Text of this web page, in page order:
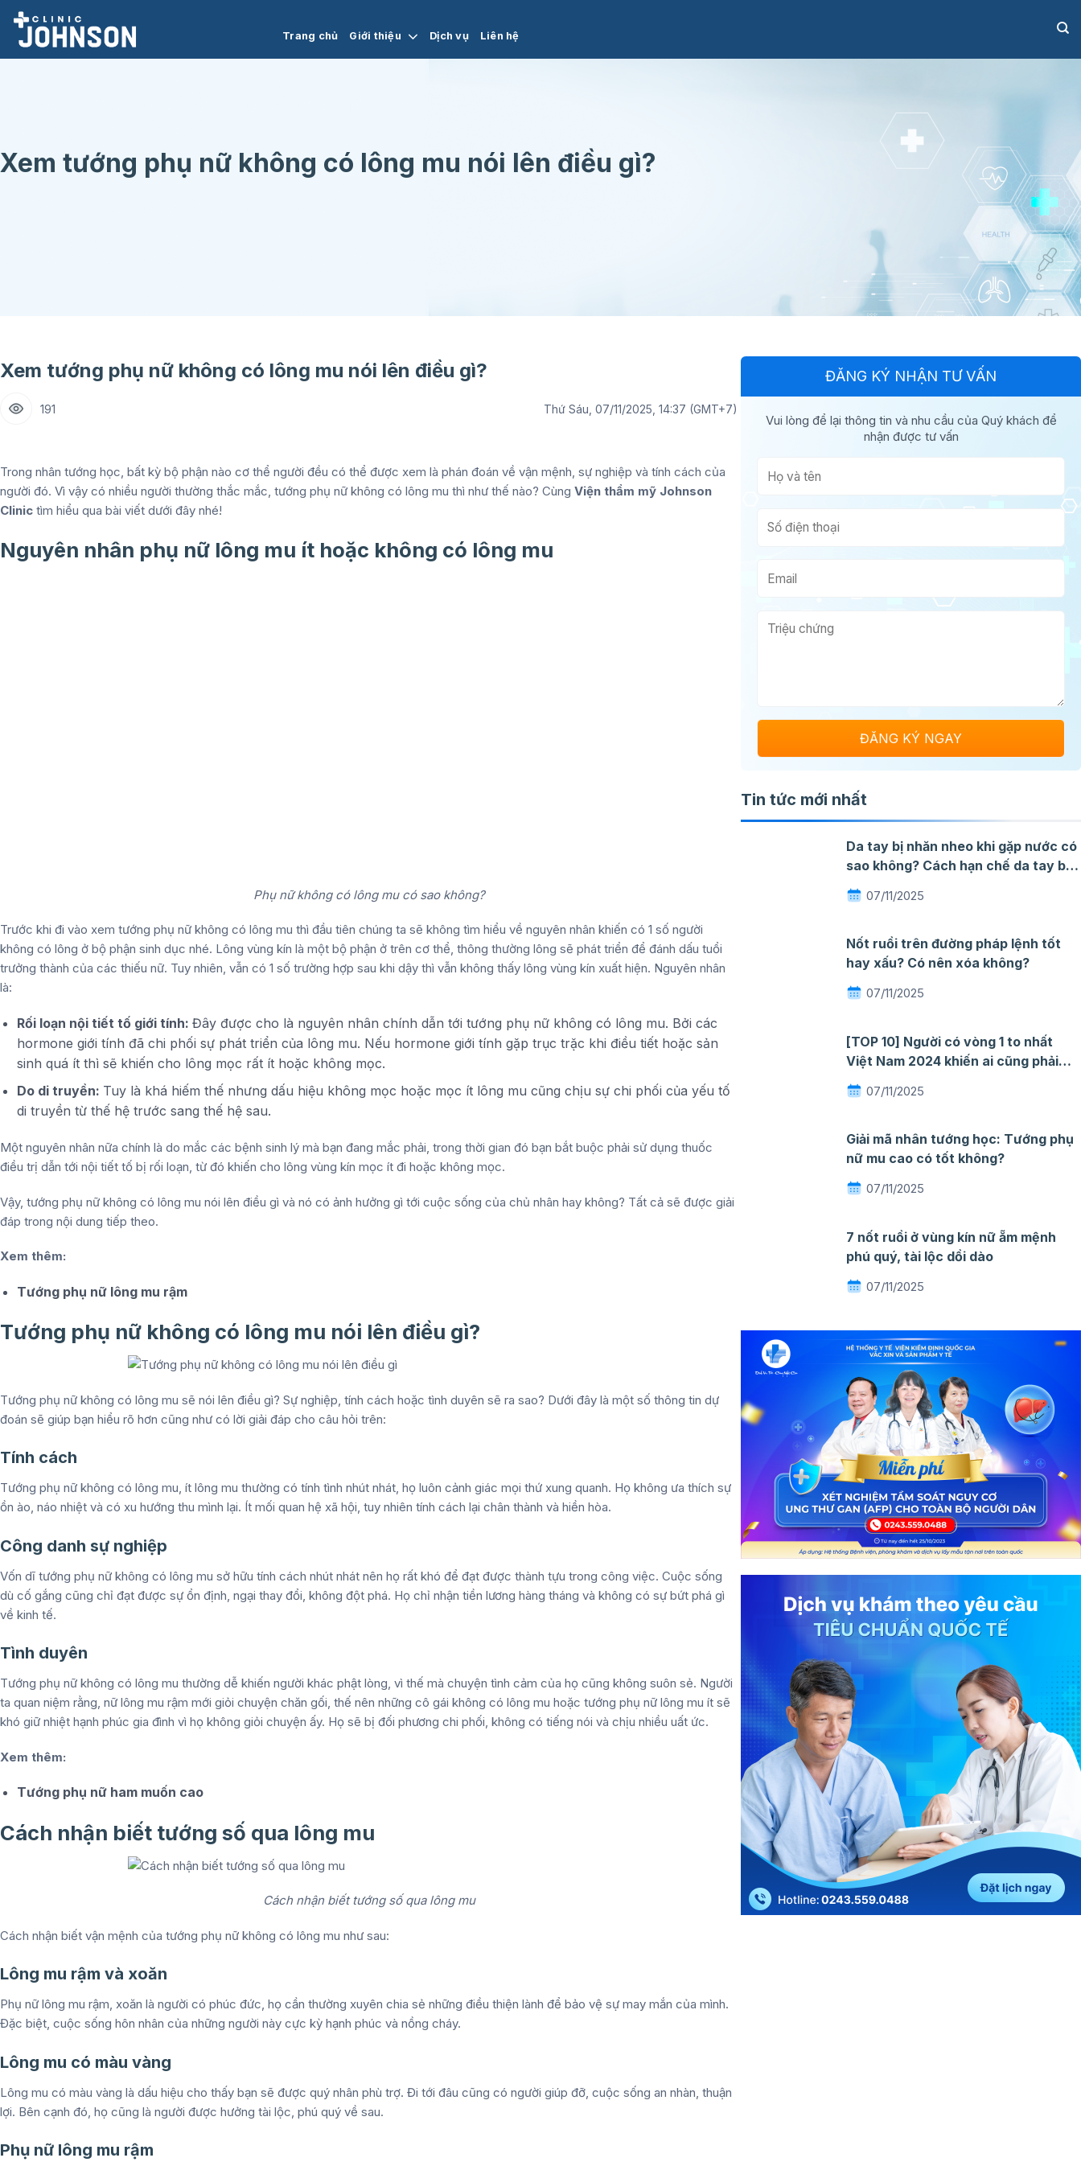
Chuyển
đến
Trang chủ Giới thiệu Dịch vụ Liên hệ
Xem tướng phụ nữ không có lông mu nói lên điều gì?
Xem tướng phụ nữ không có lông mu nói lên điều gì?
191 Thứ Sáu, 07/11/2025, 14:37 (GMT+7)
Trong nhân tướng học, bất kỳ bộ phận nào cơ thể người đều có thể được xem là phán đoán về vận mệnh, sự nghiệp và tính cách của
người đó. Vì vậy có nhiều người thường thắc mắc, tướng phụ nữ không có lông mu thì như thế nào? Cùng Viện thẩm mỹ Johnson
Clinic tìm hiểu qua bài viết dưới đây nhé!
Nguyên nhân phụ nữ lông mu ít hoặc không có lông mu
Phụ nữ không có lông mu có sao không?
Trước khi đi vào xem tướng phụ nữ không có lông mu thì đầu tiên chúng ta sẽ không tìm hiểu về nguyên nhân khiến có 1 số người
không có lông ở bộ phận sinh dục nhé. Lông vùng kín là một bộ phận ở trên cơ thể, thông thường lông sẽ phát triển để đánh dấu tuổi
trưởng thành của các thiếu nữ. Tuy nhiên, vẫn có 1 số trường hợp sau khi dậy thì vẫn không thấy lông vùng kín xuất hiện. Nguyên nhân
là:
Rối loạn nội tiết tố giới tính: Đây được cho là nguyên nhân chính dẫn tới tướng phụ nữ không có lông mu. Bởi các
hormone giới tính đã chi phối sự phát triển của lông mu. Nếu hormone giới tính gặp trục trặc khi điều tiết hoặc sản
sinh quá ít thì sẽ khiến cho lông mọc rất ít hoặc không mọc.
Do di truyền: Tuy là khá hiếm thế nhưng dấu hiệu không mọc hoặc mọc ít lông mu cũng chịu sự chi phối của yếu tố
di truyền từ thế hệ trước sang thế hệ sau.
Một nguyên nhân nữa chính là do mắc các bệnh sinh lý mà bạn đang mắc phải, trong thời gian đó bạn bắt buộc phải sử dụng thuốc
điều trị dẫn tới nội tiết tố bị rối loạn, từ đó khiến cho lông vùng kín mọc ít đi hoặc không mọc.
Vậy, tướng phụ nữ không có lông mu nói lên điều gì và nó có ảnh hưởng gì tới cuộc sống của chủ nhân hay không? Tất cả sẽ được giải
đáp trong nội dung tiếp theo.
Xem thêm:
Tướng phụ nữ lông mu rậm
Tướng phụ nữ không có lông mu nói lên điều gì?
Tướng phụ nữ không có lông mu sẽ nói lên điều gì? Sự nghiệp, tính cách hoặc tình duyên sẽ ra sao? Dưới đây là một số thông tin dự
đoán sẽ giúp bạn hiểu rõ hơn cũng như có lời giải đáp cho câu hỏi trên:
Tính cách
Tướng phụ nữ không có lông mu, ít lông mu thường có tính tình nhút nhát, họ luôn cảnh giác mọi thứ xung quanh. Họ không ưa thích sự
ồn ào, náo nhiệt và có xu hướng thu mình lại. Ít mối quan hệ xã hội, tuy nhiên tính cách lại chân thành và hiền hòa.
Công danh sự nghiệp
Vốn dĩ tướng phụ nữ không có lông mu sở hữu tính cách nhút nhát nên họ rất khó để đạt được thành tựu trong công việc. Cuộc sống
dù cố gắng cũng chỉ đạt được sự ổn định, ngại thay đổi, không đột phá. Họ chỉ nhận tiền lương hàng tháng và không có sự bứt phá gì
về kinh tế.
Tình duyên
Tướng phụ nữ không có lông mu thường dễ khiến người khác phật lòng, vì thế mà chuyện tình cảm của họ cũng không suôn sẻ. Người
ta quan niệm rằng, nữ lông mu rậm mới giỏi chuyện chăn gối, thế nên những cô gái không có lông mu hoặc tướng phụ nữ lông mu ít sẽ
khó giữ nhiệt hạnh phúc gia đình vì họ không giỏi chuyện ấy. Họ sẽ bị đối phương chi phối, không có tiếng nói và chịu nhiều uất ức.
Xem thêm:
Tướng phụ nữ ham muốn cao
Cách nhận biết tướng số qua lông mu
Cách nhận biết tướng số qua lông mu
Cách nhận biết vận mệnh của tướng phụ nữ không có lông mu như sau:
Lông mu rậm và xoăn
Phụ nữ lông mu rậm, xoăn là người có phúc đức, họ cần thường xuyên chia sẻ những điều thiện lành để bảo vệ sự may mắn của mình.
Đặc biệt, cuộc sống hôn nhân của những người này cực kỳ hạnh phúc và nồng cháy.
Lông mu có màu vàng
Lông mu có màu vàng là dấu hiệu cho thấy bạn sẽ được quý nhân phù trợ. Đi tới đâu cũng có người giúp đỡ, cuộc sống an nhàn, thuận
lợi. Bên cạnh đó, họ cũng là người được hưởng tài lộc, phú quý về sau.
Phụ nữ lông mu rậm
ĐĂNG KÝ NHẬN TƯ VẤN
Vui lòng để lại thông tin và nhu cầu của Quý khách để
nhận được tư vấn
Tin tức mới nhất
Da tay bị nhăn nheo khi gặp nước có
sao không? Cách hạn chế da tay bị
nhăn khi gặp nước
07/11/2025
Nốt ruồi trên đường pháp lệnh tốt
hay xấu? Có nên xóa không?
07/11/2025
[TOP 10] Người có vòng 1 to nhất
Việt Nam 2024 khiến ai cũng phải
ngỡ ngàng mê đắm
07/11/2025
Giải mã nhân tướng học: Tướng phụ
nữ mu cao có tốt không?
07/11/2025
7 nốt ruồi ở vùng kín nữ ẵm mệnh
phú quý, tài lộc dồi dào
07/11/2025